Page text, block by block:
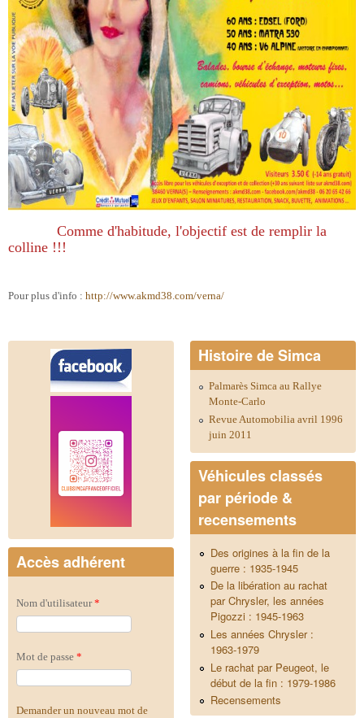
Comme d'habitude, l'objectif est de remplir la
colline !!!
Pour plus d'info : http://www.akmd38.com/verna/
Accès adhérent
Nom d'utilisateur*
Mot de passe *
Demander un nouveau mot de
Histoire de Simca
Palmarès Simca au Rallye
Monte-Carlo
Revue Automobilia avril 1996
juin 2011
Véhicules classés
par période &
recensements
Des origines à la fin de la
guerre : 1935-1945
De la libération au rachat
par Chrysler, les années
Pigozzi : 1945-1963
Les années Chrysler :
1963-1979
Le rachat par Peugeot, le
début de la fin : 1979-1986
Recensements